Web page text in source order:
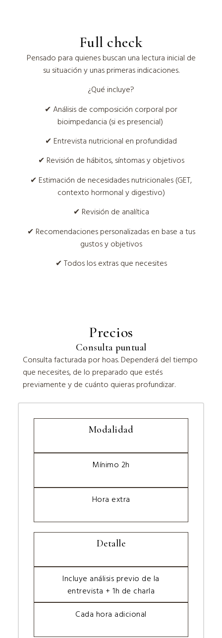
Full check
Pensado para quienes buscan una lectura inicial de
su situación y unas primeras indicaciones.
¿Qué incluye?
✔ Análisis de composición corporal por
bioimpedancia (si es presencial)
✔ Entrevista nutricional en profundidad
✔ Revisión de hábitos, síntomas y objetivos
✔ Estimación de necesidades nutricionales (GET,
contexto hormonal y digestivo)
✔ Revisión de analítica
✔ Recomendaciones personalizadas en base a tus
gustos y objetivos
✔ Todos los extras que necesites
Precios
Consulta puntual
Consulta facturada por hoas. Dependerá del tiempo
que necesites, de lo preparado que estés
previamente y de cuánto quieras profundizar.
Modalidad
Mínimo 2h
Hora extra
Detalle
Incluye análisis previo de la
entrevista + 1h de charla
Cada hora adicional